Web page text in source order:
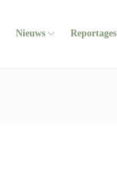
Nieuws Reportages